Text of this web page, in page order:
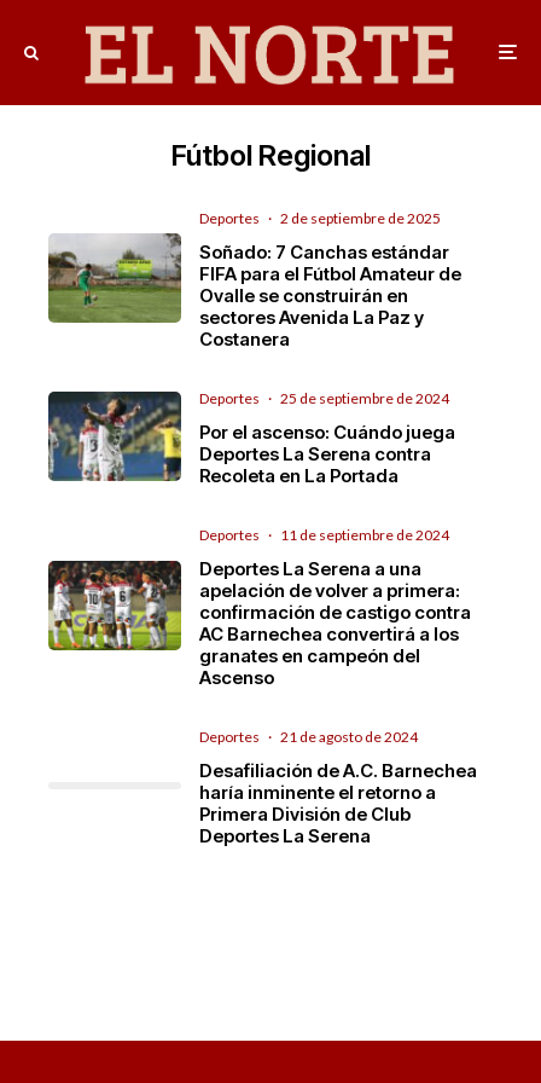
Fútbol Regional
Deportes · 2 de septiembre de 2025
Soñado: 7 Canchas estándar
FIFA para el Fútbol Amateur de
Ovalle se construirán en
sectores Avenida La Paz y
Costanera
Deportes · 25 de septiembre de 2024
Por el ascenso: Cuándo juega
Deportes La Serena contra
Recoleta en La Portada
Deportes · 11 de septiembre de 2024
Deportes La Serena a una
apelación de volver a primera:
confirmación de castigo contra
AC Barnechea convertirá a los
granates en campeón del
Ascenso
Deportes · 21 de agosto de 2024
Desafiliación de A.C. Barnechea
haría inminente el retorno a
Primera División de Club
Deportes La Serena